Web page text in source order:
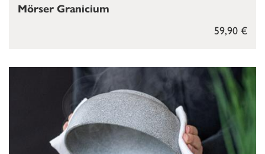
59,90 €
Mörser Granicium